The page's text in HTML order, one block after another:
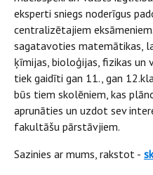
eksperti sniegs noderīgus
centralizētajiem
sagatavoties matemātikas,
ķīmijas, bioloģijas, fizikas un
tiek gaidīti gan 11., gan
būs tiem skolēniem, kas
aprunāties un uzdot sev
fakultāšu pārstāvjiem.
Sazinies ar mums, rakstot -